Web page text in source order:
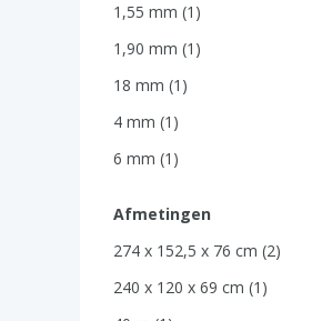
1,55 mm (1)
1,90 mm (1)
18 mm (1)
4 mm (1)
6 mm (1)
Afmetingen
274 x 152,5 x 76 cm (2)
240 x 120 x 69 cm (1)